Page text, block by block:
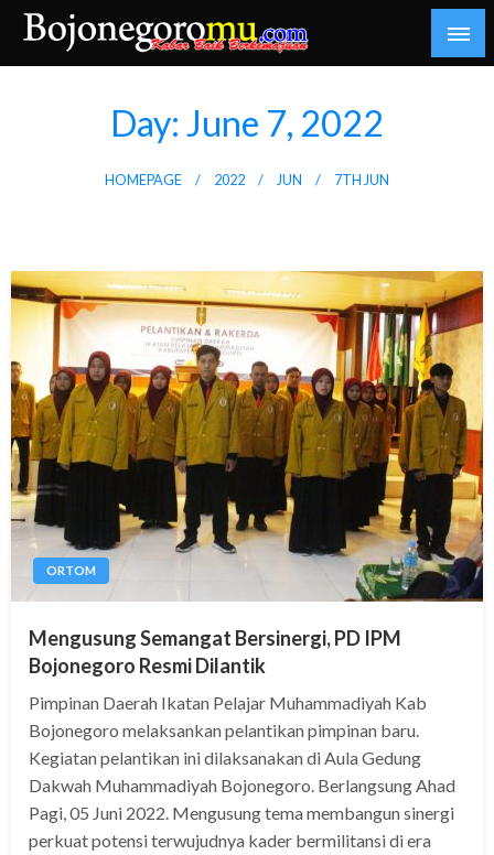
Skip
content
Kabar Baik Berkemajuan
Day: June 7, 2022
HOMEPAGE 2022 JUN 7TH JUN
ORTOM
Mengusung Semangat Bersinergi, PD IPM
Bojonegoro Resmi Dilantik
Pimpinan Daerah Ikatan Pelajar Muhammadiyah Kab
Bojonegoro melaksankan pelantikan pimpinan baru.
Kegiatan pelantikan ini dilaksanakan di Aula Gedung
Dakwah Muhammadiyah Bojonegoro. Berlangsung Ahad
Pagi, 05 Juni 2022. Mengusung tema membangun sinergi
perkuat potensi terwujudnya kader bermilitansi di era